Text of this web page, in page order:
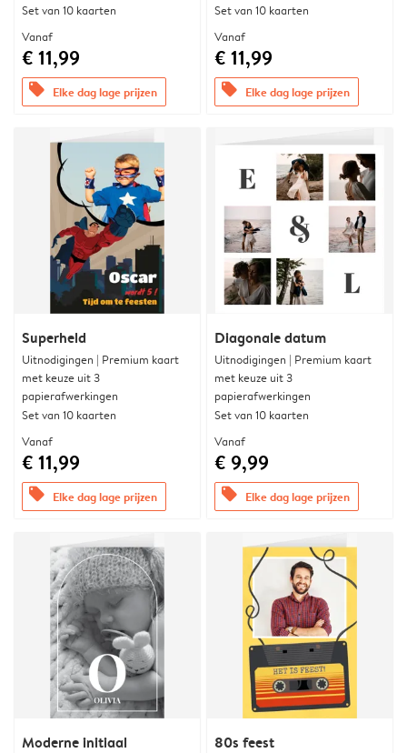
Set van 10 kaarten
Vanaf
€ 11,99
offers Elke dag lage prijzen
Set van 10 kaarten
Vanaf
€ 11,99
offers Elke dag lage prijzen
Superheld
Uitnodigingen | Premium kaart
met keuze uit 3
papierafwerkingen
Set van 10 kaarten
Vanaf
€ 11,99
offers Elke dag lage prijzen
Diagonale datum
Uitnodigingen | Premium kaart
met keuze uit 3
papierafwerkingen
Set van 10 kaarten
Vanaf
€ 9,99
offers Elke dag lage prijzen
Moderne initiaal 80s feest